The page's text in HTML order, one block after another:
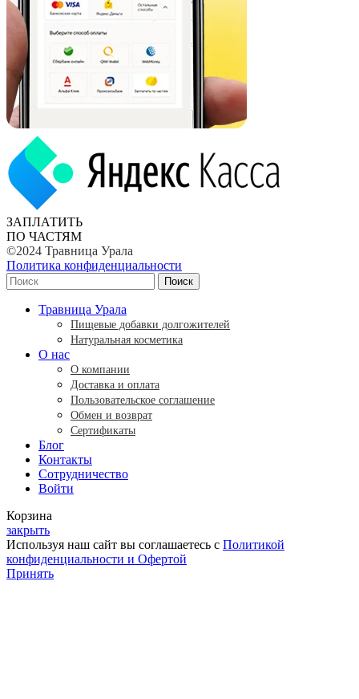
ЗАПЛАТИТЬ
ПО ЧАСТЯМ
©2024 Травница Урала
Политика конфиденциальности
Поиск
Травница Урала
Пищевые добавки долгожителей
Натуральная косметика
О нас
О компании
Доставка и оплата
Пользовательское соглашение
Обмен и возврат
Сертификаты
Блог
Контакты
Сотрудничество
Войти
Корзина
закрыть
Используя наш сайт вы соглашаетесь с Политикой
конфиденциальности и Офертой
Принять